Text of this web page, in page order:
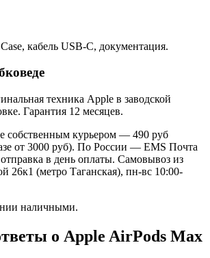
кабель USB-C, документация.
техника Apple в заводской
Гарантия 12 месяцев.
собственным курьером — 490 руб
от 3000 руб). По России — EMS Почта
в день оплаты. Самовывоз из
26к1 (метро Таганская), пн-вс 10:00-
наличными.
о Apple AirPods Max